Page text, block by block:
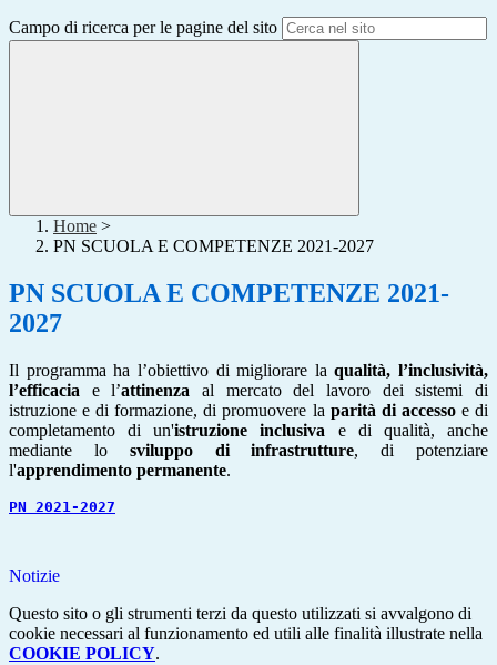
Campo di ricerca per le pagine del sito
Home >
PN SCUOLA E COMPETENZE 2021-2027
PN SCUOLA E COMPETENZE 2021-
2027
Il programma ha l’obiettivo di migliorare la qualità, l’inclusività,
l’efficacia
e l’attinenza
al mercato del lavoro dei sistemi di
istruzione e di formazione, di promuovere la parità di accesso e di
completamento di un'istruzione inclusiva
e di qualità, anche
mediante lo
sviluppo di infrastrutture, di potenziare
l'apprendimento permanente.
PN 2021-2027
Notizie
Questo sito o gli strumenti terzi da questo utilizzati si avvalgono di
cookie necessari al funzionamento ed utili alle finalità illustrate nella
COOKIE POLICY.